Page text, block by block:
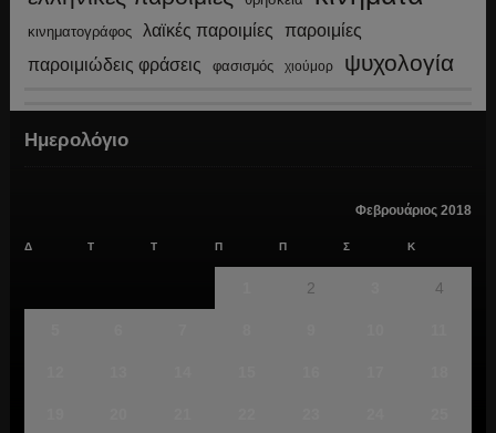
κινηματογράφος λαϊκές παροιμίες παροιμίες
παροιμιώδεις φράσεις φασισμός χιούμορ ψυχολογία
Ημερολόγιο
Φεβρουάριος 2018
Δ Τ Τ Π Π Σ Κ
2 4